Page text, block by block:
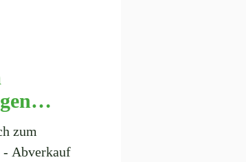
zum
- Abverkauf